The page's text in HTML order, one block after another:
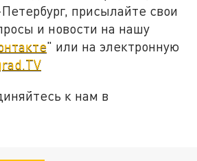
присылайте свои
и новости на нашу
" или на электронную
к нам в